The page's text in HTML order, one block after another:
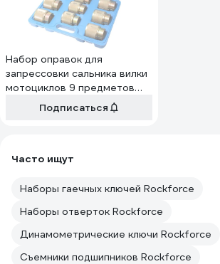
Набор оправок для
запрессовки сальника вилки
мотоциклов 9 предметов
ROCKFORCE RF-
903Y2(16104)
Подписаться
Часто ищут
Наборы гаечных ключей Rockforce
Наборы отверток Rockforce
Динамометрические ключи Rockforce
Съемники подшипников Rockforce